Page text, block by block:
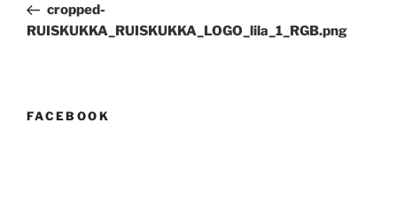
cropped-
RUISKUKKA_RUISKUKKA_LOGO_lila_1_RGB.png
FACEBOOK